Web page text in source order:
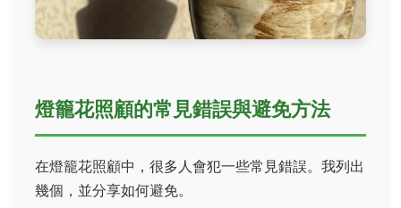
燈籠花照顧的常見錯誤與避免方法
在燈籠花照顧中，很多人會犯一些常見錯誤。我列出
幾個，並分享如何避免。